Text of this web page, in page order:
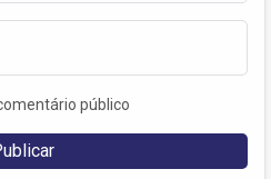
público